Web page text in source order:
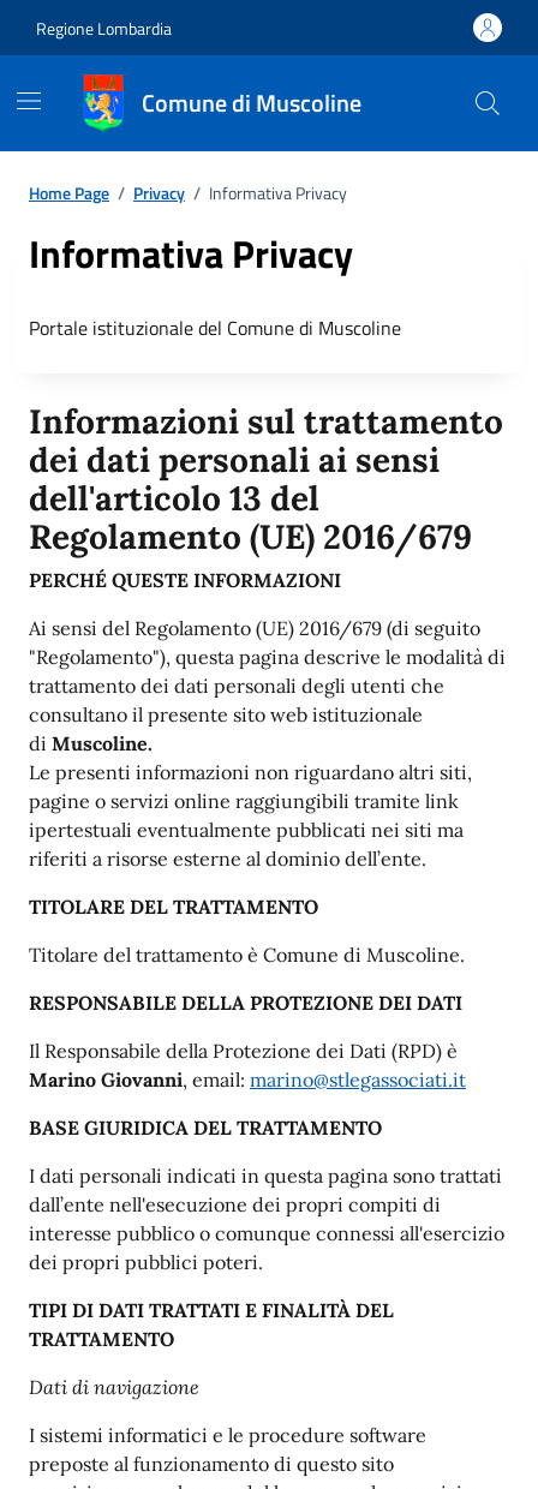
Regione Lombardia
Comune di Muscoline
Home Page / Privacy / Informativa Privacy
Informativa Privacy
Portale istituzionale del Comune di Muscoline
Informazioni sul trattamento
dei dati personali ai sensi
dell'articolo 13 del
Regolamento (UE) 2016/679
PERCHÉ QUESTE INFORMAZIONI
Ai sensi del Regolamento (UE) 2016/679 (di seguito
"Regolamento"), questa pagina descrive le modalità di
trattamento dei dati personali degli utenti che
consultano il presente sito web istituzionale
di Muscoline.
Le presenti informazioni non riguardano altri siti,
pagine o servizi online raggiungibili tramite link
ipertestuali eventualmente pubblicati nei siti ma
riferiti a risorse esterne al dominio dell’ente.
TITOLARE DEL TRATTAMENTO
Titolare del trattamento è Comune di Muscoline.
RESPONSABILE DELLA PROTEZIONE DEI DATI
Il Responsabile della Protezione dei Dati (RPD) è
Marino Giovanni, email: marino@stlegassociati.it
BASE GIURIDICA DEL TRATTAMENTO
I dati personali indicati in questa pagina sono trattati
dall’ente nell'esecuzione dei propri compiti di
interesse pubblico o comunque connessi all'esercizio
dei propri pubblici poteri.
TIPI DI DATI TRATTATI E FINALITÀ DEL
TRATTAMENTO
Dati di navigazione
I sistemi informatici e le procedure software
preposte al funzionamento di questo sito